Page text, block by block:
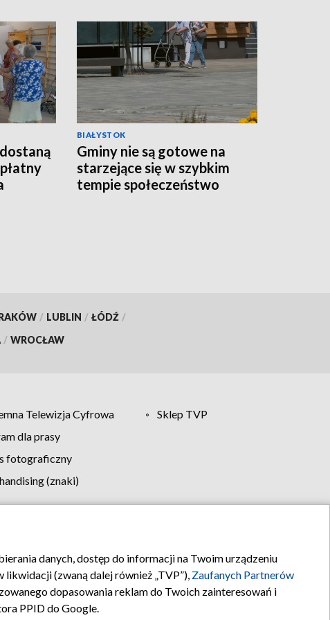
BIAŁYSTOK
Gminy nie są gotowe na
starzejące się w szybkim
tempie społeczeństwo
/ LUBLIN / ŁÓDŹ /
/ WROCŁAW
Telewizja Cyfrowa
Sklep TVP
dla prasy
fotograficzny
(znaki)
reklamy Kontakt
danych, dostęp do informacji na Twoim urządzeniu
(zwaną dalej również „TVP”), Zaufanych Partnerów
dopasowania reklam do Twoich zainteresowań i
PPID do Google.